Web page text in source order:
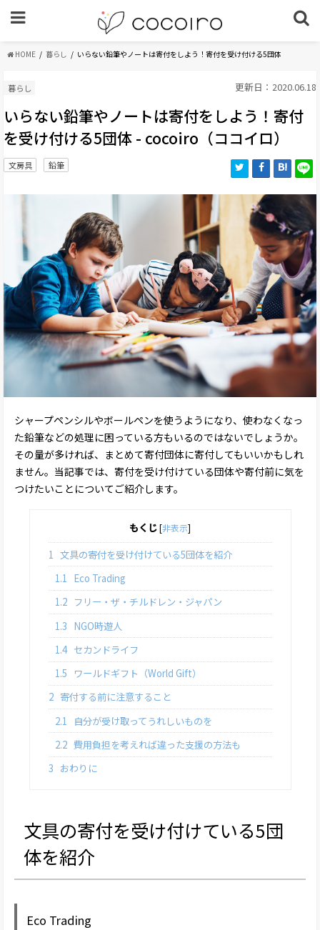
HOME 暮らし いらない鉛筆やノートは寄付をしよう！寄付を受け付ける5団体
暮らし 更新日：2020.06.18
いらない鉛筆やノートは寄付をしよう！寄付
を受け付ける5団体 - cocoiro（ココイロ）
文房具 鉛筆
シャープペンシルやボールペンを使うようになり、使わなくなっ
た鉛筆などの処理に困っている方もいるのではないでしょうか。
その量が多ければ、まとめて寄付団体に寄付してもいいかもしれ
ません。当記事では、寄付を受け付けている団体や寄付前に気を
つけたいことについてご紹介します。
もくじ[非表示]
1
文具の寄付を受け付けている5団体を紹介
1.1 Eco Trading
1.2 フリー・ザ・チルドレン・ジャパン
1.3 NGO時遊人
1.4 セカンドライフ
1.5
ワールドギフト（World Gift）
2 寄付する前に注意すること
2.1
自分が受け取ってうれしいものを
2.2 費用負担を考えれば違った支援の方法も
3 おわりに
文具の寄付を受け付けている5団
体を紹介
Eco Trading